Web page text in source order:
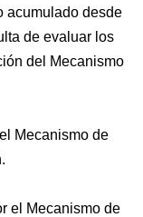
acumulado desde
de evaluar los
del Mecanismo
Mecanismo de
el Mecanismo de